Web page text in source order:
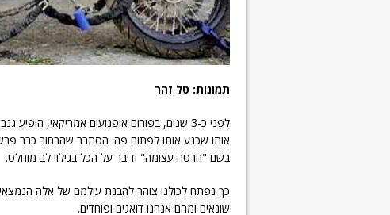
תמונות: טל זהר
לפני כ-3 שנים, בפורום אופנועים אמריקאי,
אותו שכנע אותו לפתוח פה. הסתבר שהבחור כבר
בשם "חרטה עצומה" ודיבר על הכל בגילוי לב מוחלט.
כך נפתח לכולנו צוהר להבנת עולמם של אלה
שונאים ומהם אנחנו דואגים ופוחדים.